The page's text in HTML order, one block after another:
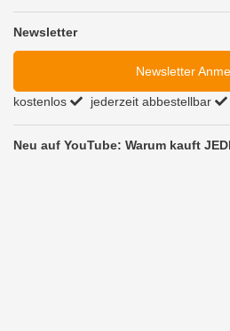
Newsletter
Newsletter
kostenlos jederzeit abbestellbar
Neu auf YouTube: Warum kauft